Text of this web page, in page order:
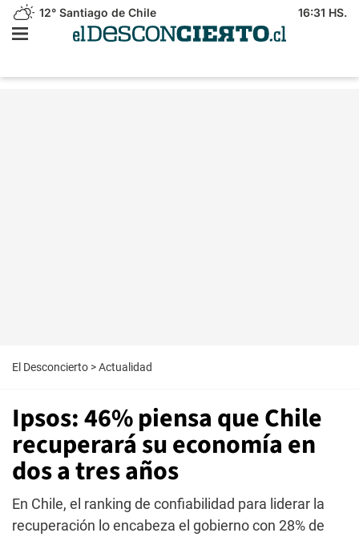
12° Santiago de Chile 16:31 HS.
El Desconcierto >Actualidad
Ipsos: 46% piensa que Chile
recuperará su economía en
dos a tres años
En Chile, el ranking de confiabilidad para liderar la
recuperación lo encabeza el gobierno con 28% de